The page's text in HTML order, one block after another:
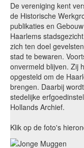
De vereniging kent
de Historische
publikaties en
Haarlems
zich ten doel
stad te bewaren.
onvermeld blijven. Zij
opgesteld om de
brengen. Daarbij
stedelijke
Hollands Archief.
Klik op de foto's